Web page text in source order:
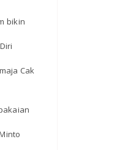
bikin
Cak